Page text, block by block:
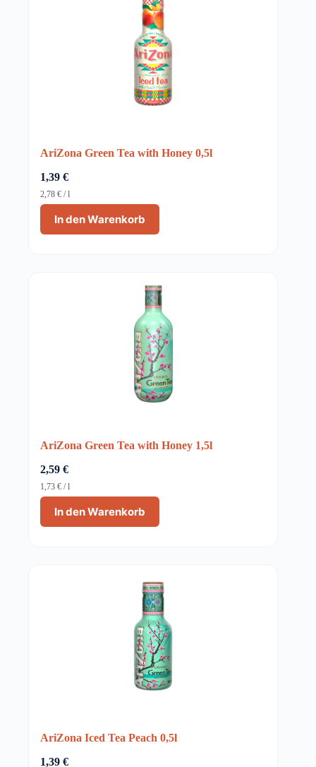
AriZona Green Tea with Honey 0,5l
1,39 €
In den Warenkorb
2,78 € /l
AriZona Green Tea with Honey 1,5l
2,59 €
In den Warenkorb
1,73 € /l
AriZona Iced Tea Peach 0,5l
1,39 €